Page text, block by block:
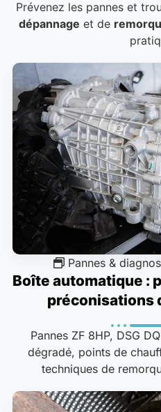
Prévenez les pannes et
dépannage et de
Pannes &
Boîte automatique :
préconisations
Pannes ZF 8HP, DSG
dégradé, points de
techniques de